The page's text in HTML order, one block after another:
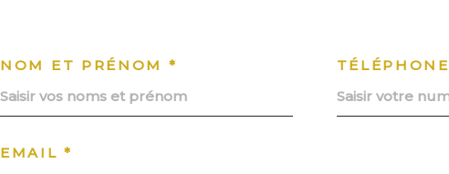
NOM ET PRÉNOM * TÉLÉPHONE
EMAIL *